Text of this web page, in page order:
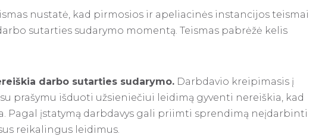
nustatė, kad pirmosios ir apeliacinės instancijos teismai
sutarties sudarymo momentą. Teismas pabrėžė kelis
darbo sutarties sudarymo. Darbdavio kreipimasis į
prašymu išduoti užsieniečiui leidimą gyventi nereiškia, kad
Pagal įstatymą darbdavys gali priimti sprendimą neįdarbinti
reikalingus leidimus.